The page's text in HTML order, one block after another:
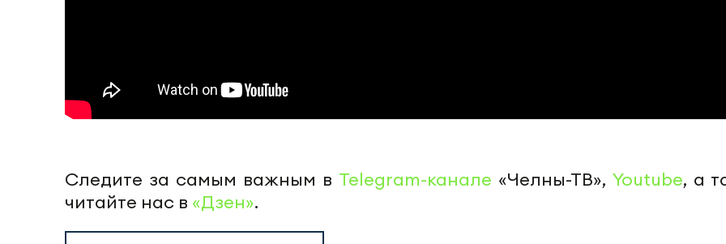
Следите за самым важным в Telegram-канале «Челны-ТВ», Youtube, а
читайте нас в «Дзен».